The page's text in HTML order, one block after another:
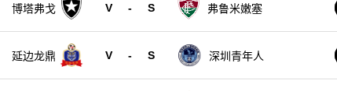
博塔弗戈 V - S 弗鲁米嫩塞
延边龙鼎 V - S 深圳青年人